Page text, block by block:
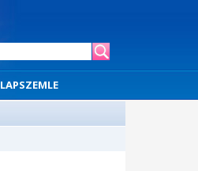
LAPSZEMLE